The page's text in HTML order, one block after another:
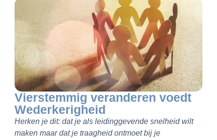
Vierstemmig veranderen voedt
Wederkerigheid
Herken je dit: dat je als leidinggevende snelheid wilt
maken maar dat je traagheid ontmoet bij je